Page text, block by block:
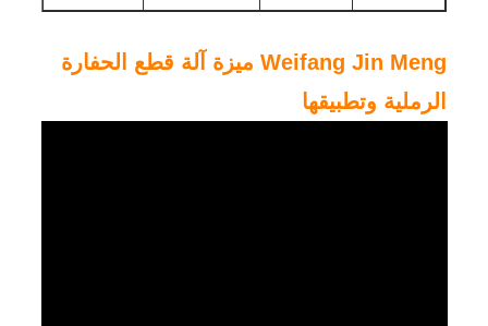
Weifang Jin Meng ميزة آلة قطع الحفارة
الرملية وتطبيقها